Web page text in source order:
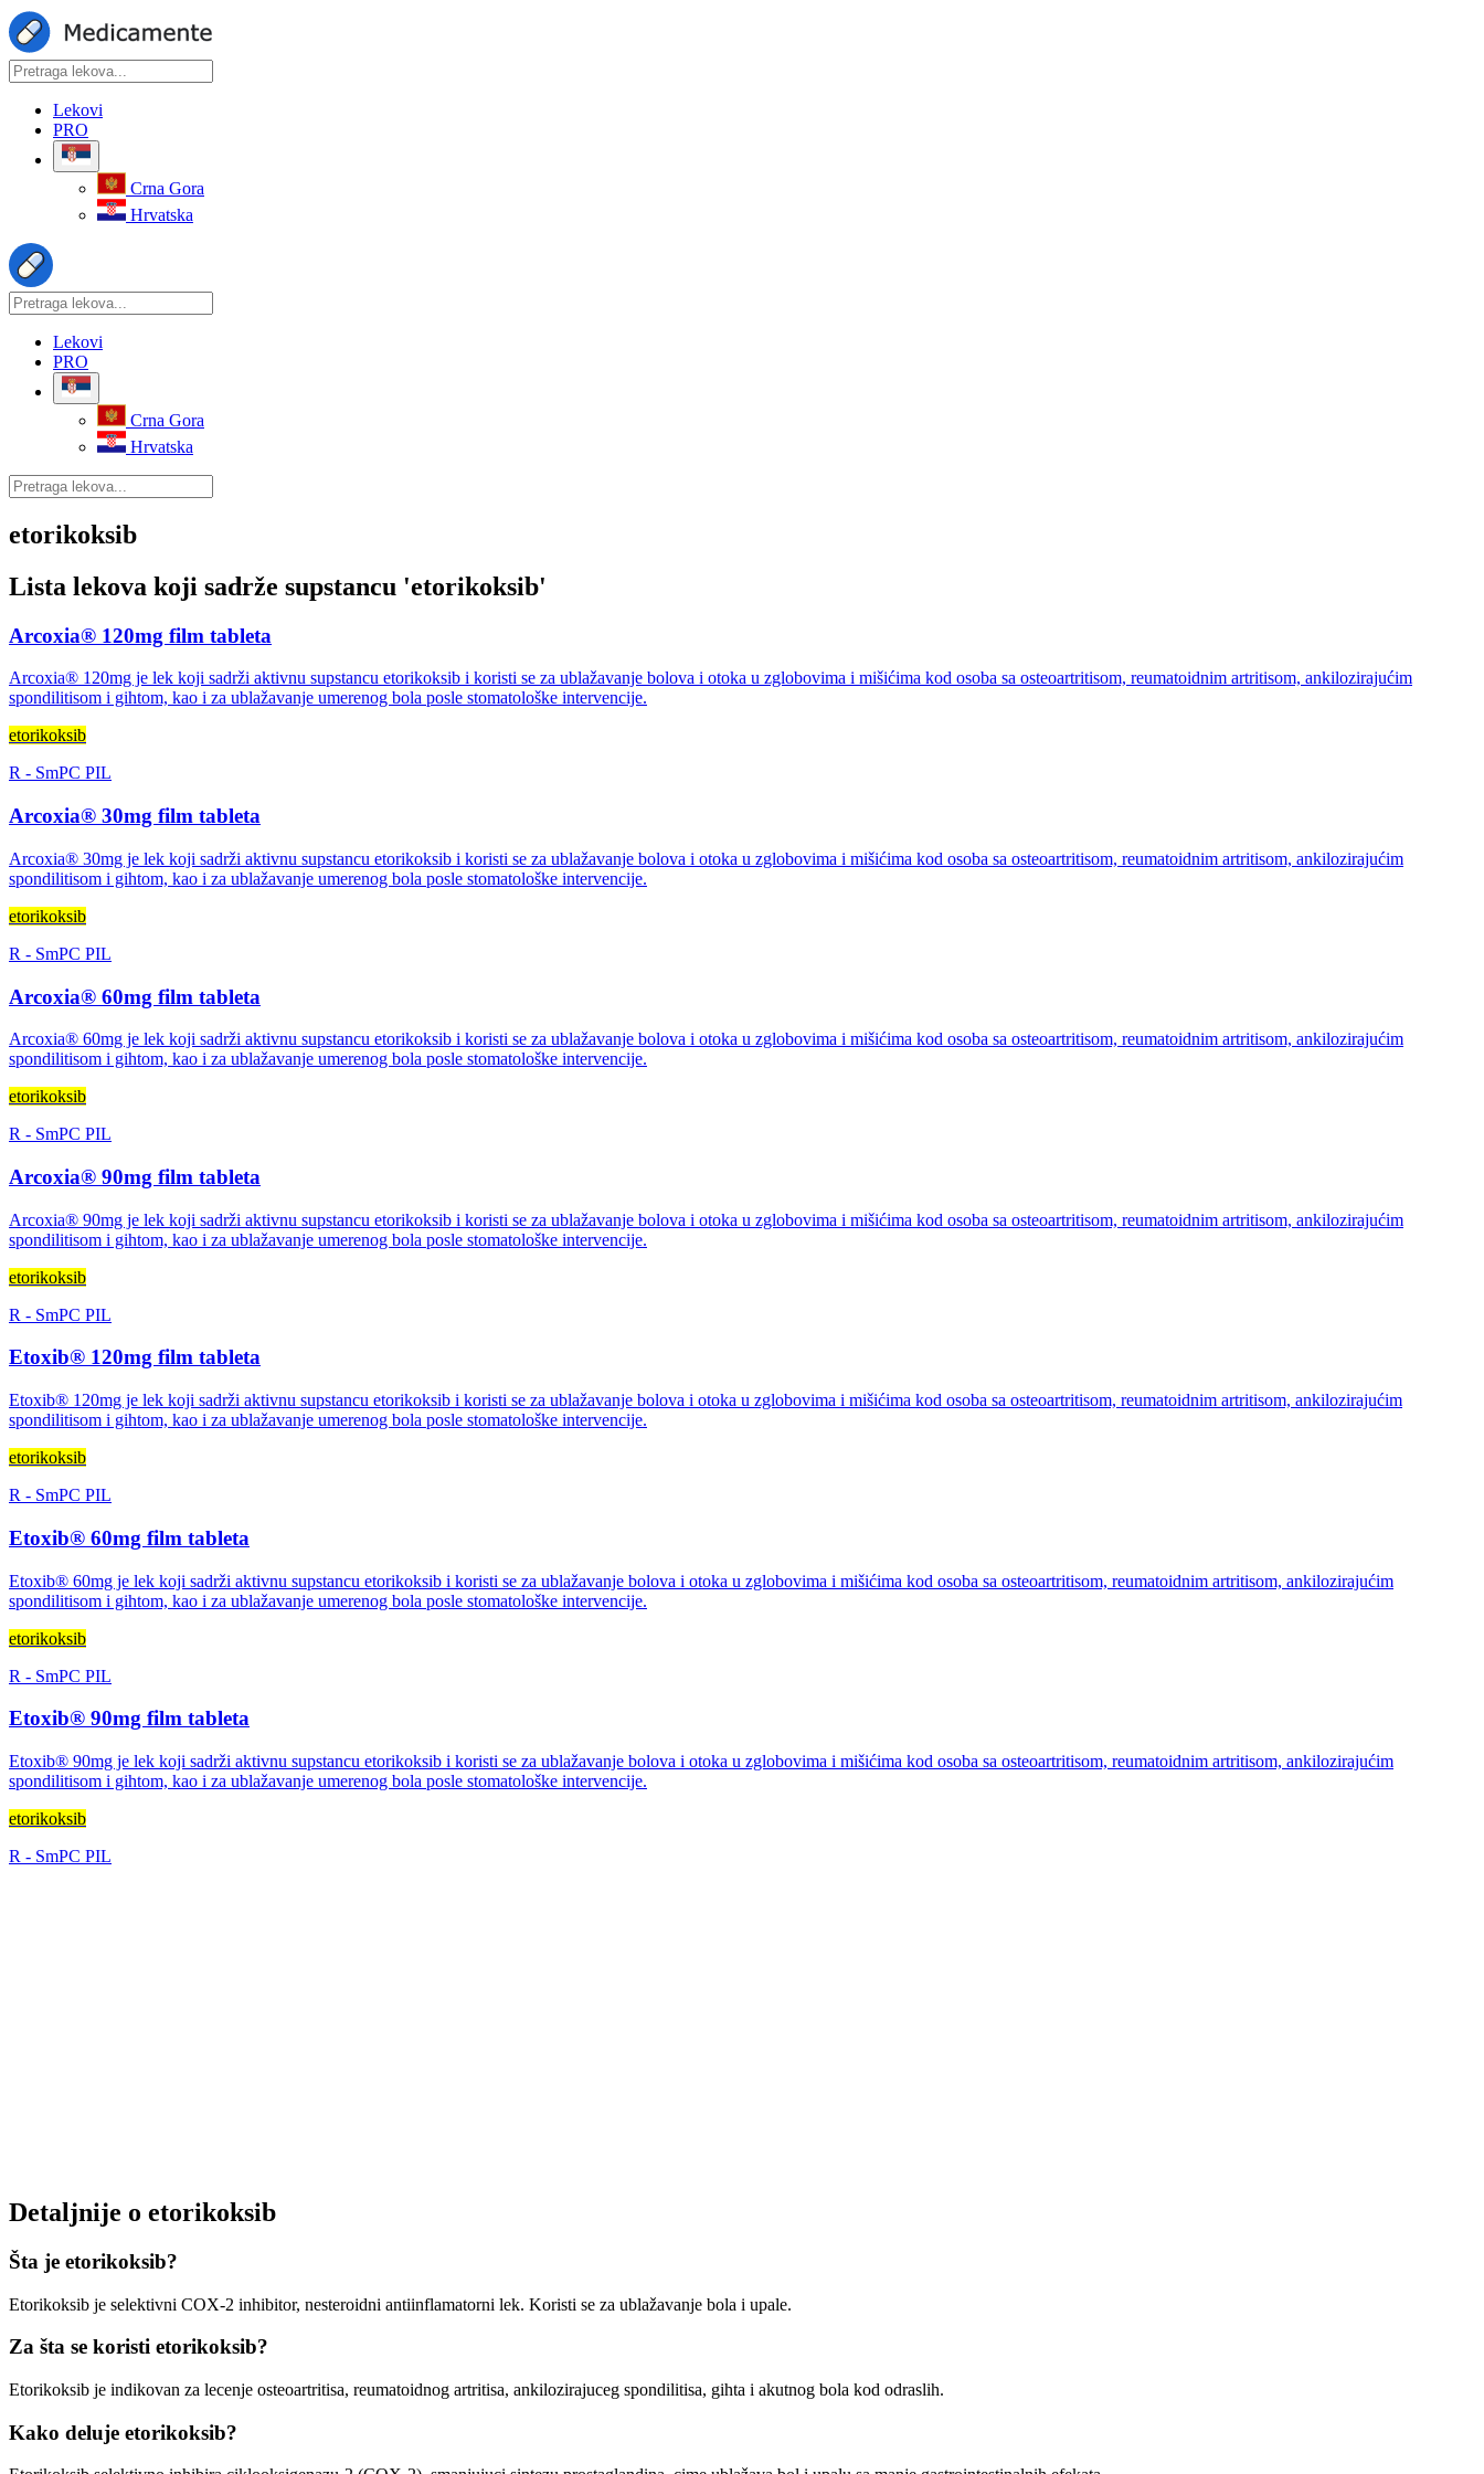
Lekovi
PRO
Crna Gora
Hrvatska
Lekovi
PRO
Crna Gora
Hrvatska
etorikoksib
Lista lekova koji sadrže supstancu 'etorikoksib'
Arcoxia® 120mg film tableta
Arcoxia® 120mg je lek koji sadrži aktivnu supstancu etorikoksib i koristi se za ublažavanje bolova i otoka u zglobovima i mišićima kod osoba sa osteoartritisom, reumatoidnim artritisom, ankilozirajućim
spondilitisom i gihtom, kao i za ublažavanje umerenog bola posle stomatološke intervencije.
etorikoksib
R - SmPC PIL
Arcoxia® 30mg film tableta
Arcoxia® 30mg je lek koji sadrži aktivnu supstancu etorikoksib i koristi se za ublažavanje bolova i otoka u zglobovima i mišićima kod osoba sa osteoartritisom, reumatoidnim artritisom, ankilozirajućim
spondilitisom i gihtom, kao i za ublažavanje umerenog bola posle stomatološke intervencije.
etorikoksib
R - SmPC PIL
Arcoxia® 60mg film tableta
Arcoxia® 60mg je lek koji sadrži aktivnu supstancu etorikoksib i koristi se za ublažavanje bolova i otoka u zglobovima i mišićima kod osoba sa osteoartritisom, reumatoidnim artritisom, ankilozirajućim
spondilitisom i gihtom, kao i za ublažavanje umerenog bola posle stomatološke intervencije.
etorikoksib
R - SmPC PIL
Arcoxia® 90mg film tableta
Arcoxia® 90mg je lek koji sadrži aktivnu supstancu etorikoksib i koristi se za ublažavanje bolova i otoka u zglobovima i mišićima kod osoba sa osteoartritisom, reumatoidnim artritisom, ankilozirajućim
spondilitisom i gihtom, kao i za ublažavanje umerenog bola posle stomatološke intervencije.
etorikoksib
R - SmPC PIL
Etoxib® 120mg film tableta
Etoxib® 120mg je lek koji sadrži aktivnu supstancu etorikoksib i koristi se za ublažavanje bolova i otoka u zglobovima i mišićima kod osoba sa osteoartritisom, reumatoidnim artritisom, ankilozirajućim
spondilitisom i gihtom, kao i za ublažavanje umerenog bola posle stomatološke intervencije.
etorikoksib
R - SmPC PIL
Etoxib® 60mg film tableta
Etoxib® 60mg je lek koji sadrži aktivnu supstancu etorikoksib i koristi se za ublažavanje bolova i otoka u zglobovima i mišićima kod osoba sa osteoartritisom, reumatoidnim artritisom, ankilozirajućim
spondilitisom i gihtom, kao i za ublažavanje umerenog bola posle stomatološke intervencije.
etorikoksib
R - SmPC PIL
Etoxib® 90mg film tableta
Etoxib® 90mg je lek koji sadrži aktivnu supstancu etorikoksib i koristi se za ublažavanje bolova i otoka u zglobovima i mišićima kod osoba sa osteoartritisom, reumatoidnim artritisom, ankilozirajućim
spondilitisom i gihtom, kao i za ublažavanje umerenog bola posle stomatološke intervencije.
etorikoksib
R - SmPC PIL
Detaljnije o etorikoksib
Šta je etorikoksib?
Etorikoksib je selektivni COX-2 inhibitor, nesteroidni antiinflamatorni lek. Koristi se za ublažavanje bola i upale.
Za šta se koristi etorikoksib?
Etorikoksib je indikovan za lecenje osteoartritisa, reumatoidnog artritisa, ankilozirajuceg spondilitisa, gihta i akutnog bola kod odraslih.
Kako deluje etorikoksib?